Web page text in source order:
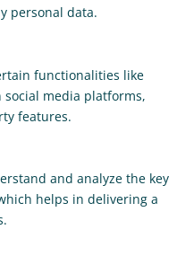
personal data.
functionalities like
media platforms,
features.
and analyze the key
helps in delivering a